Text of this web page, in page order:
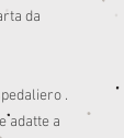
da
.
adatte a